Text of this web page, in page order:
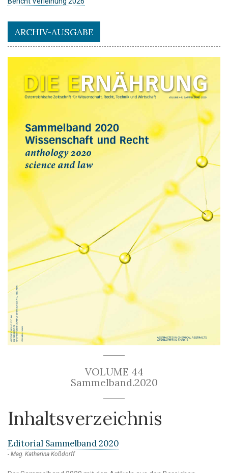
ARCHIV-AUSGABE
VOLUME 44
Sammelband.2020
Inhaltsverzeichnis
Editorial Sammelband 2020
Mag. Katharina Koßdorff